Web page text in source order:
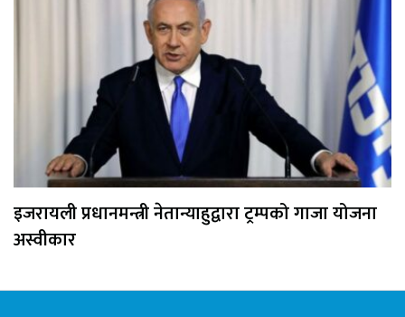
इजरायली प्रधानमन्त्री नेतान्याहुद्वारा ट्रम्पको गाजा योजना
अस्वीकार